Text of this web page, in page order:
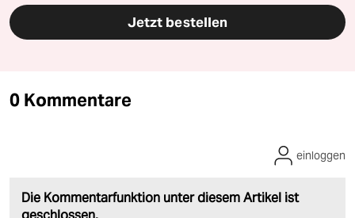
Jetzt bestellen
0 Kommentare
Die Kommentarfunktion unter diesem Artikel ist
einloggen